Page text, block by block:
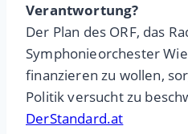
Verantwortung?
Der Plan des ORF, das
Symphonieorchester
finanzieren zu wollen,
Politik versucht zu
DerStandard.at